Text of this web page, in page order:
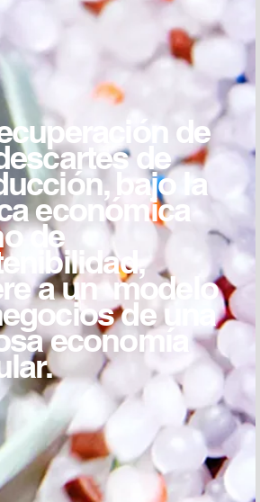
de
de
bajo la
económica
de
a un modelo
de una
economía